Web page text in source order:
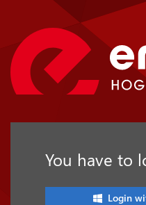
You have to
Login